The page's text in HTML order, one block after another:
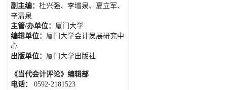
副主编： 杜兴强、李增泉、夏立军、
辛清泉
主管/办单位： 厦门大学
编辑单位： 厦门大学会计发展研究中
心
出版单位： 厦门大学出版社
《当代会计评论》编辑部
电话： 0592-2181523